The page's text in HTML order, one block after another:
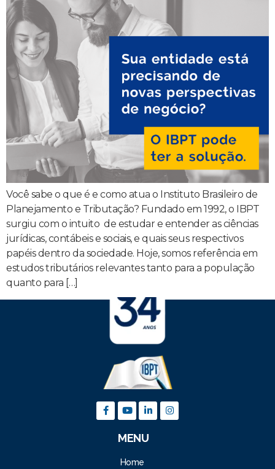
Você sabe o que é e como atua o Instituto Brasileiro de
Planejamento e Tributação? Fundado em 1992, o IBPT
surgiu com o intuito de estudar e entender as ciências
jurídicas, contábeis e sociais, e quais seus respectivos
papéis dentro da sociedade. Hoje, somos referência em
estudos tributários relevantes tanto para a população
quanto para […]
MENU
Home